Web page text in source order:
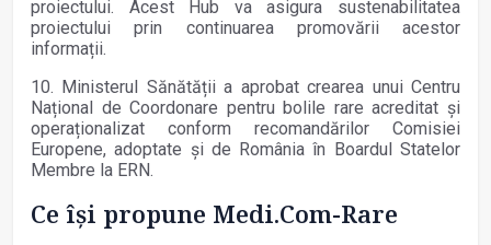
proiectului. Acest Hub va asigura sustenabilitatea
proiectului prin continuarea promovării acestor
informații.
10. Ministerul Sănătății a aprobat crearea unui Centru
Național de Coordonare pentru bolile rare acreditat și
operaționalizat conform recomandărilor Comisiei
Europene, adoptate și de România în Boardul Statelor
Membre la ERN.
Ce își propune Medi.Com-Rare